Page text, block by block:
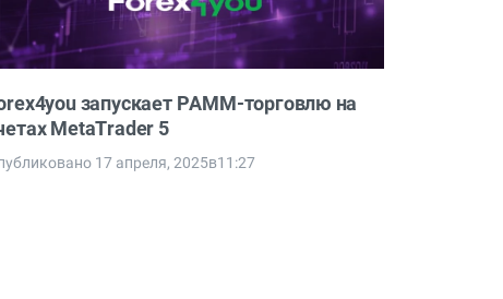
запускает PAMM-торговлю на
MetaTrader 5
17 апреля, 2025в11:27